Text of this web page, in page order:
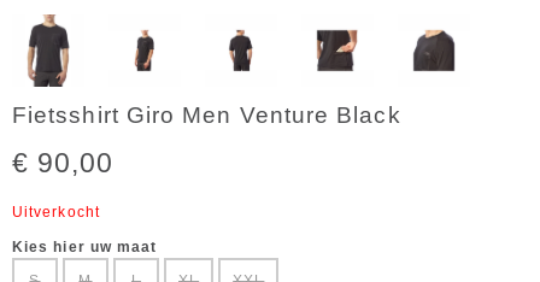
Fietsshirt Giro Men Venture Black
€ 90,00
Uitverkocht
Kies hier uw maat